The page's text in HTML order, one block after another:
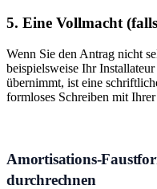
5. Eine Vollmacht
Wenn Sie den Antrag nicht
beispielsweise Ihr
übernimmt, ist eine
formloses Schreiben mit
Amortisations-
durchrechnen